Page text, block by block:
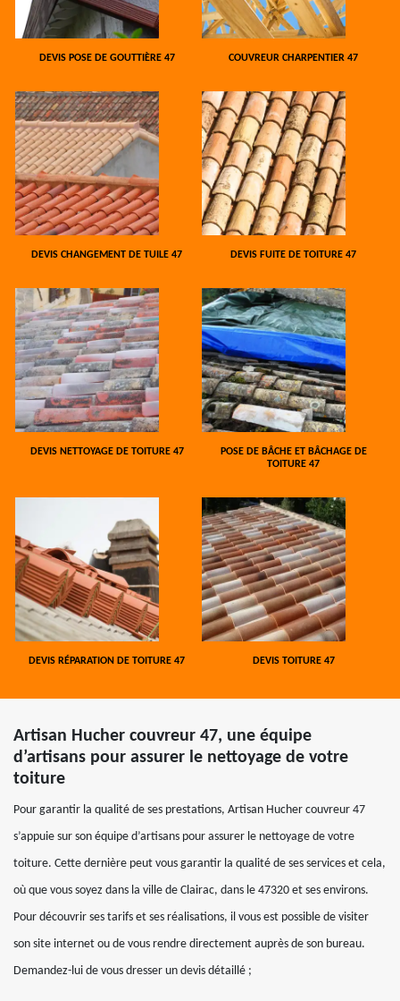
DEVIS POSE DE GOUTTIÈRE 47 COUVREUR CHARPENTIER 47
DEVIS CHANGEMENT DE TUILE 47 DEVIS FUITE DE TOITURE 47
DEVIS NETTOYAGE DE TOITURE 47
POSE DE BÂCHE ET BÂCHAGE DE
TOITURE 47
DEVIS RÉPARATION DE TOITURE 47 DEVIS TOITURE 47
Artisan Hucher couvreur 47, une équipe
d’artisans pour assurer le nettoyage de votre
toiture
Pour garantir la qualité de ses prestations, Artisan Hucher couvreur 47
s’appuie sur son équipe d’artisans pour assurer le nettoyage de votre
toiture. Cette dernière peut vous garantir la qualité de ses services et cela,
où que vous soyez dans la ville de Clairac, dans le 47320 et ses environs.
Pour découvrir ses tarifs et ses réalisations, il vous est possible de visiter
son site internet ou de vous rendre directement auprès de son bureau.
Demandez-lui de vous dresser un devis détaillé ;